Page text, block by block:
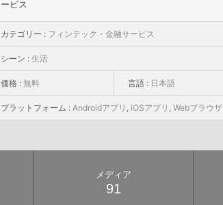
ービス
カテゴリー : フィンテック・金融サービス
シーン : 生活
価格 : 無料 言語 : 日本語
プラットフォーム : Androidアプリ , iOSアプリ , Webブラウザ
メディア
91